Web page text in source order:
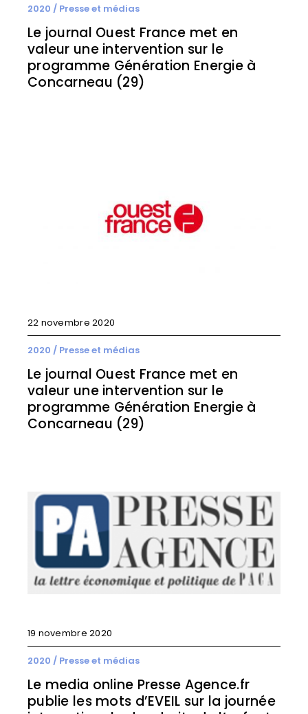
2020 / Presse et médias
Le journal Ouest France met en
valeur une intervention sur le
programme Génération Energie à
Concarneau (29)
22 novembre 2020
2020 / Presse et médias
Le journal Ouest France met en
valeur une intervention sur le
programme Génération Energie à
Concarneau (29)
19 novembre 2020
2020 / Presse et médias
Le media online Presse Agence.fr
publie les mots d’EVEIL sur la journée